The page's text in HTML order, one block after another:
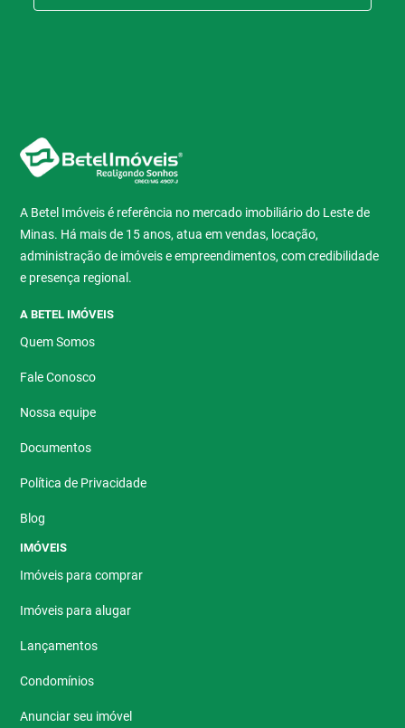
A Betel Imóveis é referência no mercado imobiliário do Leste de
Minas. Há mais de 15 anos, atua em vendas, locação,
administração de imóveis e empreendimentos, com credibilidade
e presença regional.
A BETEL IMÓVEIS
Quem Somos
Fale Conosco
Nossa equipe
Documentos
Política de Privacidade
Blog
IMÓVEIS
Imóveis para comprar
Imóveis para alugar
Lançamentos
Condomínios
Anunciar seu imóvel